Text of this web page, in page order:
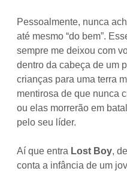
Pessoalmente, nunca
até mesmo “do bem”.
sempre me deixou com
dentro da cabeça de um
crianças para uma terra
mentirosa de que nunca
ou elas morrerão em
pelo seu líder.
Aí que entra Lost Boy,
conta a infância de um